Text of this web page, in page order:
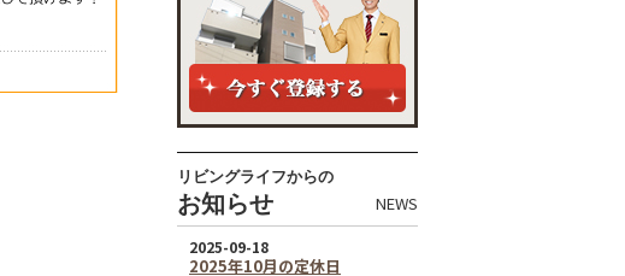
リビングライフからの
お知らせ NEWS